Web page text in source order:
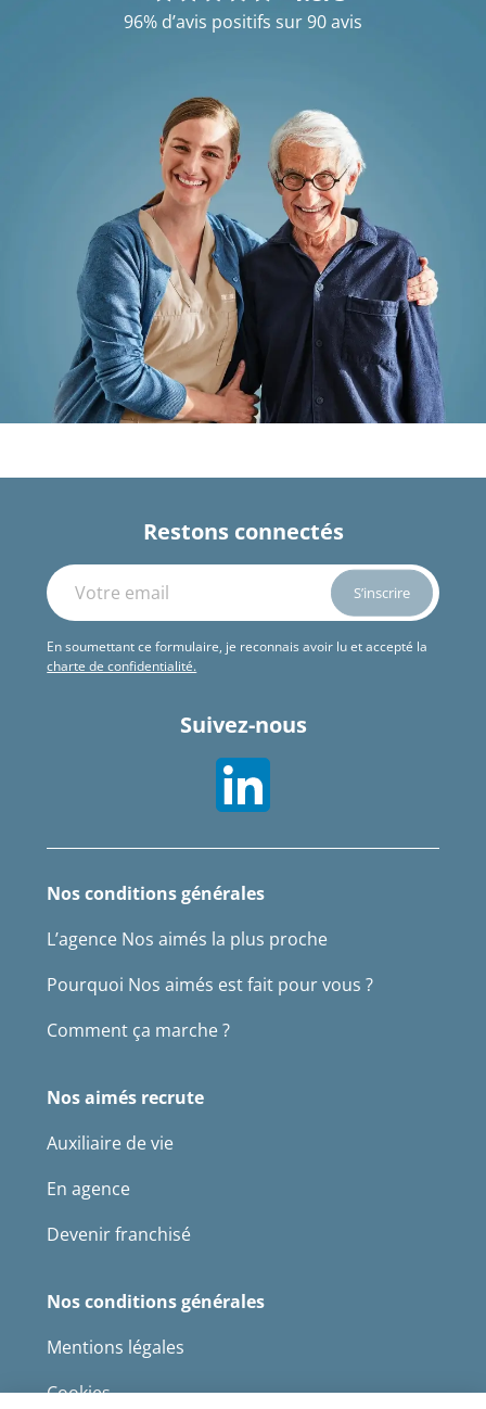
96% d’avis positifs sur 90 avis
Restons connectés
En soumettant ce formulaire, je reconnais avoir lu et accepté la
charte de confidentialité.
Suivez-nous
Nos conditions générales
L’agence Nos aimés la plus proche
Pourquoi Nos aimés est fait pour vous ?
Comment ça marche ?
Nos aimés recrute
Auxiliaire de vie
En agence
Devenir franchisé
Nos conditions générales
Mentions légales
Cookies